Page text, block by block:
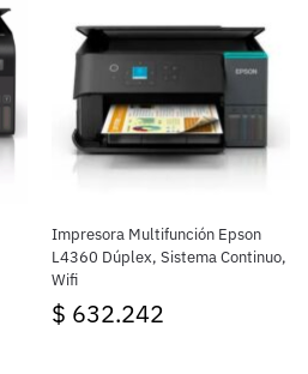
Impresora Multifunción Epson
L4360 Dúplex, Sistema Continuo,
Wifi
$ 632.242